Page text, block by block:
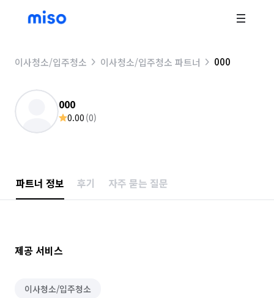
이사청소/입주청소 이사청소/입주청소 파트너 000
000
0.00 (0)
파트너 정보 후기 자주 묻는 질문
제공 서비스
이사청소/입주청소